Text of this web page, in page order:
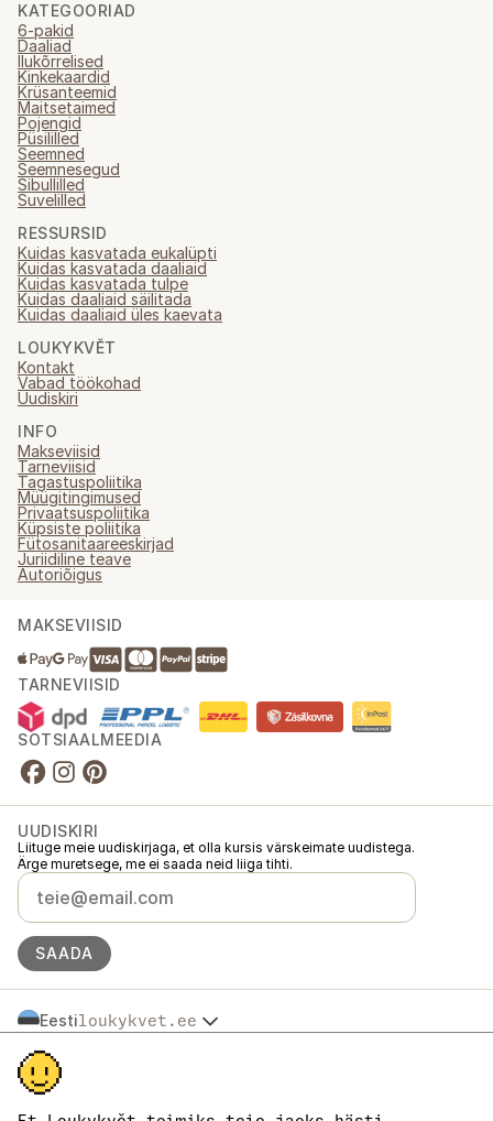
KATEGOORIAD
6-pakid
Daaliad
Ilukõrrelised
Kinkekaardid
Krüsanteemid
Maitsetaimed
Pojengid
Püsililled
Seemned
Seemnesegud
Sibullilled
Suvelilled
RESSURSID
Kuidas kasvatada eukalüpti
Kuidas kasvatada daaliaid
Kuidas kasvatada tulpe
Kuidas daaliaid säilitada
Kuidas daaliaid üles kaevata
LOUKYKVĚT
Kontakt
Vabad töökohad
Uudiskiri
INFO
Makseviisid
Tarneviisid
Tagastuspoliitika
Müügitingimused
Privaatsuspoliitika
Küpsiste poliitika
Fütosanitaareeskirjad
Juriidiline teave
Autoriõigus
MAKSEVIISID
TARNEVIISID
SOTSIAALMEEDIA
UUDISKIRI
Liituge meie uudiskirjaga, et olla kursis värskeimate uudistega.
Ärge muretsege, me ei saada neid liiga tihti.
SAADA
Eestiloukykvet.ee
Slovensko
Polska
Österreich
© 2016 →
Loukykvět s.r.o. on registreeritud Praha linnakohtu äriregistris (osa C,
Osaleme EKO-KOM süsteemis registrinumbriga EKF00180493.